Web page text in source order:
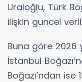
Uraloğlu, Türk
ilişkin güncel
Buna göre 2026
İstanbul
Boğazı’ndan